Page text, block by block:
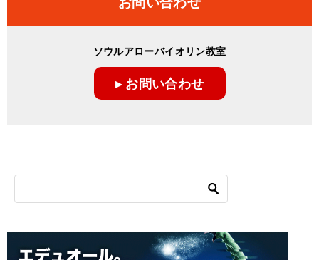
ソウルアローバイオリン教室
▸ お問い合わせ